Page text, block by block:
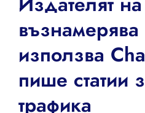
използва
пише статии
трафика